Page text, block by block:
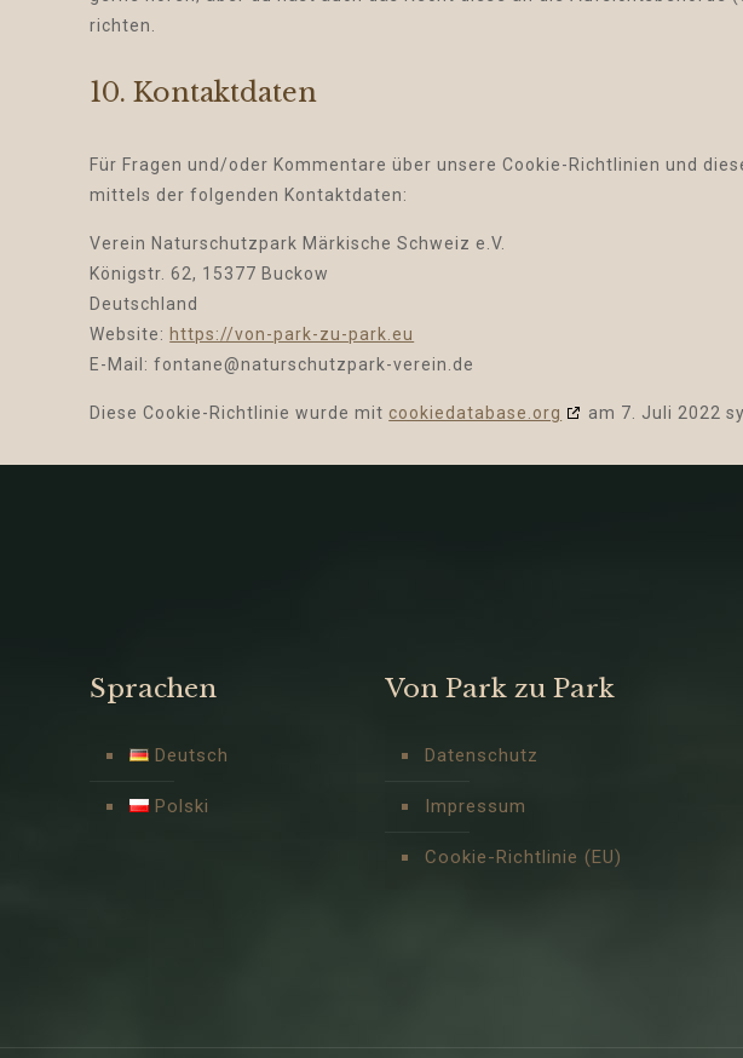
richten.
10. Kontaktdaten
Für Fragen und/oder Kommentare über unsere Cookie-Richtlinien und
mittels der folgenden Kontaktdaten:
Verein Naturschutzpark Märkische Schweiz e.V.
Königstr. 62, 15377 Buckow
Deutschland
Website: https://von-park-zu-park.eu
E-Mail:ed.nierev-krapztuhcsrutan@enatnof
Diese Cookie-Richtlinie wurde mit cookiedatabase.org am 7. Juli 2022
Sprachen
Deutsch
Polski
Von Park zu Park
Datenschutz
Impressum
Cookie-Richtlinie (EU)